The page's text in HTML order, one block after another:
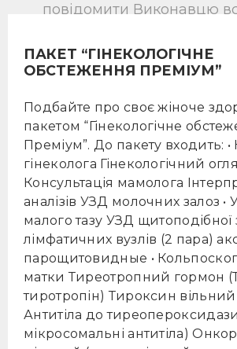
повідомити Виконавцю
захворюваннях, відомих
протипоказання до
можливих алергічних
індивідуальні особливості
організму.
Виконувати всі медичні
призначення,
фахівців Виконавця, що
медичні послуги за цим
Договором.
Оплачувати послуги
порядку, строки та на
ПАКЕТ “ГІНЕКОЛОГІЧНЕ
ОБСТЕЖЕННЯ ПРЕМІУМ”
Подбайте про своє жіноче
пакетом “Гінекологічне
Преміум”. До пакету входить: •
гінеколога Гінекологічний
Консультація мамолога
аналізів УЗД молочних залоз •
малого тазу УЗД
лімфатичних вузлів (2 пара)
парощитовидные •
матки Тиреотропний гормон
тиротропін) Тироксин
Антитіла до
мікросомальні антитіла)